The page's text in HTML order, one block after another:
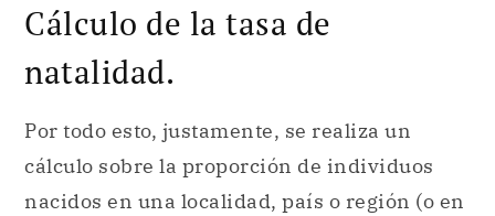
Cálculo de la tasa de
natalidad.
Por todo esto, justamente, se realiza un
cálculo sobre la proporción de individuos
nacidos en una localidad, país o región (o en